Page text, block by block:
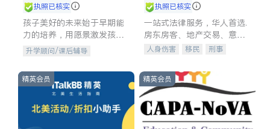
执照已核实
孩子美好的未来始于早期能
力的培养，用愿景激发孩子
的学习潜力和动力。理念：
拥有成长型心态是成功的基
石。
升学顾问/课后辅导
执照已核实
一站式法律服务，华人首选.
房东房客、地产交易、意外
伤害、车祸重伤、商业诉
建筑合同、刑事案件全包办
人身伤害 移民
刑事
信托/遗嘱
商业
索赔
律师-其它 保释
精英会员 精英会员